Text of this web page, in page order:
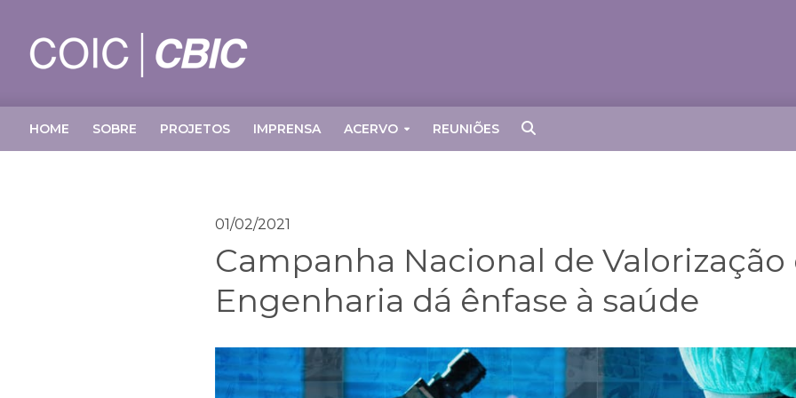
HOME SOBRE PROJETOS IMPRENSA ACERVO REUNIÕES
01/02/2021
Campanha Nacional de Valorização
Engenharia dá ênfase à saúde